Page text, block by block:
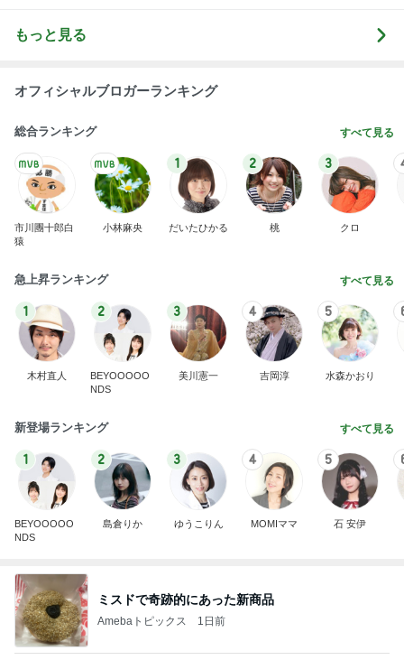
もっと見る
オフィシャルブロガーランキング
総合ランキング すべて見る
市川團十郎白
猿
小林麻央
1
だいたひかる
2
桃
3
クロ
急上昇ランキング すべて見る
1
木村直人
2
BEYOOOOO
NDS
3
美川憲一
4
吉岡淳
5
水森かおり
新登場ランキング すべて見る
1
BEYOOOOO
NDS
2
島倉りか
3
ゆうこりん
4
MOMIママ
5
石 安伊
ミスドで奇跡的にあった新商品
Amebaトピックス 1日前